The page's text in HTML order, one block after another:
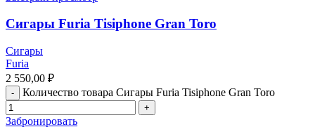
Сигары Furia Tisiphone Gran Toro
Сигары
Furia
2 550,00 ₽
Количество товара Сигары Furia Tisiphone Gran Toro
Забронировать